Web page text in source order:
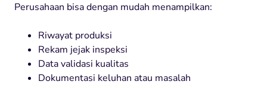
Perusahaan bisa dengan mudah menampilkan:
Riwayat produksi
Rekam jejak inspeksi
Data validasi kualitas
Dokumentasi keluhan atau masalah